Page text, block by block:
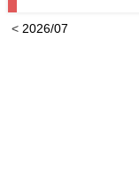
< 2026/07